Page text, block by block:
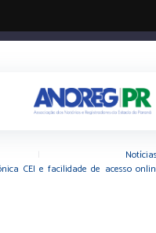
Notícias
CEI e facilidade de acesso